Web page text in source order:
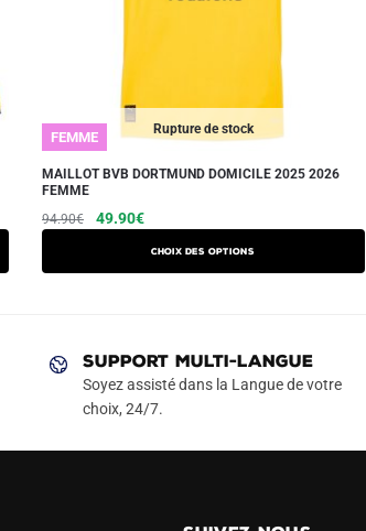
Rupture de stock
FEMME
MAILLOT BVB DORTMUND DOMICILE 2025 2026
FEMME
94.90€
Le
49.90€Le
Choix des options
Ce
produit
a
Les
options
peuvent
SUPPORT MULTI-LANGUE
Soyez assisté dans la Langue de votre
choix, 24/7.